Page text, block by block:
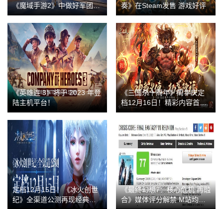
《魔域手游2》中做好军团
长？
奏》在Steam发售 游戏好评
《英雄连 3》将于 2023 年登
陆主机平台！
《三国杀十周年》周年庆定
档12月16日！精彩内容首度
公开！
定档12月15日！《冰火创世
纪》全渠道公测再现经典魔
《最终幻想7：核心危机 再融
合》媒体评分解禁 M站均分7